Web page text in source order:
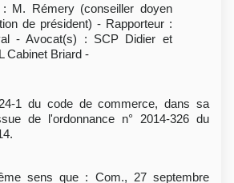
M. Rémery (conseiller doyen
de président) - Rapporteur :
- Avocat(s) : SCP Didier et
Cabinet Briard -
1 du code de commerce, dans sa
de l'ordonnance n° 2014-326 du
sens que : Com., 27 septembre